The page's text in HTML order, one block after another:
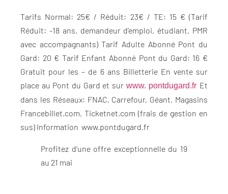
Tarifs Normal: 25€ / Réduit: 23€ / TE: 15 € (Tarif
Réduit: -18 ans, demandeur d’emploi, étudiant, PMR
avec accompagnants) Tarif Adulte Abonné Pont du
Gard: 20 € Tarif Enfant Abonné Pont du Gard: 16 €
Gratuit pour les – de 6 ans Billetterie En vente sur
place au Pont du Gard et sur www. pontdugard.fr Et
dans les Réseaux: FNAC, Carrefour, Géant, Magasins
Francebillet.com, Ticketnet.com (frais de gestion en
sus) Information www.pontdugard.fr
Profitez d'une offre exceptionnelle du 19
au 21 mai